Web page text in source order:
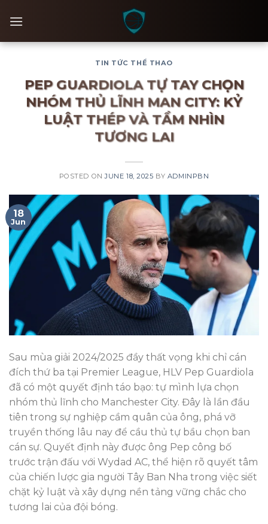
TIN TỨC THỂ THAO
PEP GUARDIOLA TỰ TAY CHỌN
NHÓM THỦ LĨNH MAN CITY: KỶ
LUẬT THÉP VÀ TẦM NHÌN
TƯƠNG LAI
POSTED ONJUNE 18, 2025 BY ADMINPBN
18
Jun
Sau mùa giải 2024/2025 đầy thất vọng khi chỉ cán
đích thứ ba tại Premier League, HLV Pep Guardiola
đã có một quyết định táo bạo: tự mình lựa chọn
nhóm thủ lĩnh cho Manchester City. Đây là lần đầu
tiên trong sự nghiệp cầm quân của ông, phá vỡ
truyền thống lâu nay để cầu thủ tự bầu chọn ban
cán sự. Quyết định này được ông Pep công bố
trước trận đấu với Wydad AC, thể hiện rõ quyết tâm
của chiến lược gia người Tây Ban Nha trong việc siết
chặt kỷ luật và xây dựng nền tảng vững chắc cho
tương lai của đội bóng.